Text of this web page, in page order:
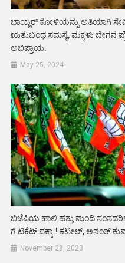
ಬಾಯ್ಲರ್‌ ಕೋಳಿಯನ್ನು ಅತಿಯಾಗಿ
ಋತುಬಂಧ ಸಮಸ್ಯೆ, ಮಕ್ಕಳು ಬೇಗನೆ
ಅಭಿಪ್ರಾಯ.
May 25, 2024
ಬಿಜೆಪಿಯ ಹಾಲಿ ಹತ್ತು ಮಂದಿ ಸಂಸದರಿಗೆ
ಗೆ ಟಿಕೆಟ್ ಪಕ್ಕಾ.! ಕಟೀಲ್, ಅನಂತ್
November 28, 2023